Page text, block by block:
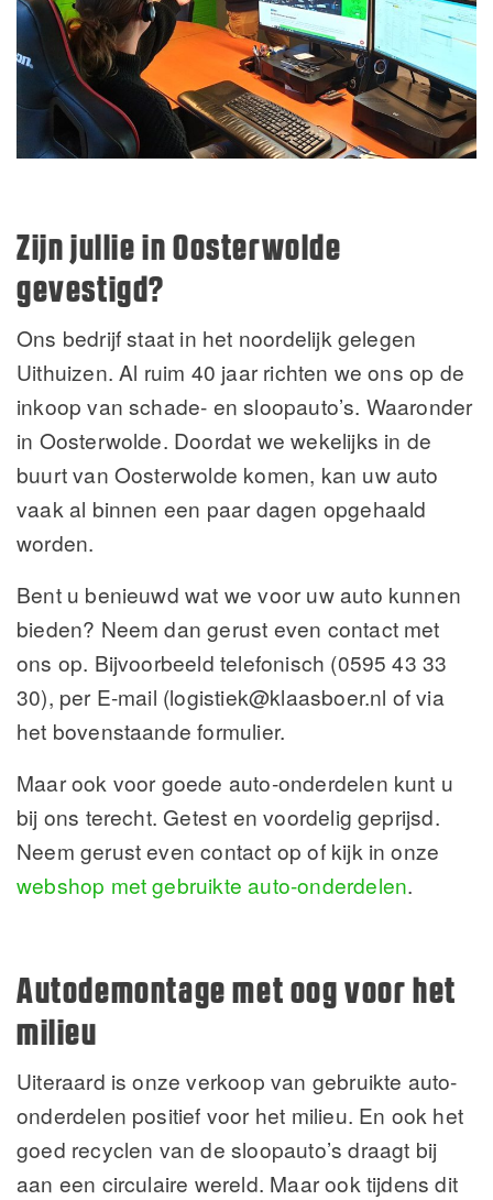
Zijn jullie in Oosterwolde
gevestigd?
Ons bedrijf staat in het noordelijk gelegen
Uithuizen. Al ruim 40 jaar richten we ons op de
inkoop van schade- en sloopauto’s. Waaronder
in Oosterwolde. Doordat we wekelijks in de
buurt van Oosterwolde komen, kan uw auto
vaak al binnen een paar dagen opgehaald
worden.
Bent u benieuwd wat we voor uw auto kunnen
bieden? Neem dan gerust even contact met
ons op. Bijvoorbeeld telefonisch (0595 43 33
30), per E-mail (logistiek@klaasboer.nl of via
het bovenstaande formulier.
Maar ook voor goede auto-onderdelen kunt u
bij ons terecht. Getest en voordelig geprijsd.
Neem gerust even contact op of kijk in onze
webshop met gebruikte auto-onderdelen.
Autodemontage met oog voor het
milieu
Uiteraard is onze verkoop van gebruikte auto-
onderdelen positief voor het milieu. En ook het
goed recyclen van de sloopauto’s draagt bij
aan een circulaire wereld. Maar ook tijdens dit